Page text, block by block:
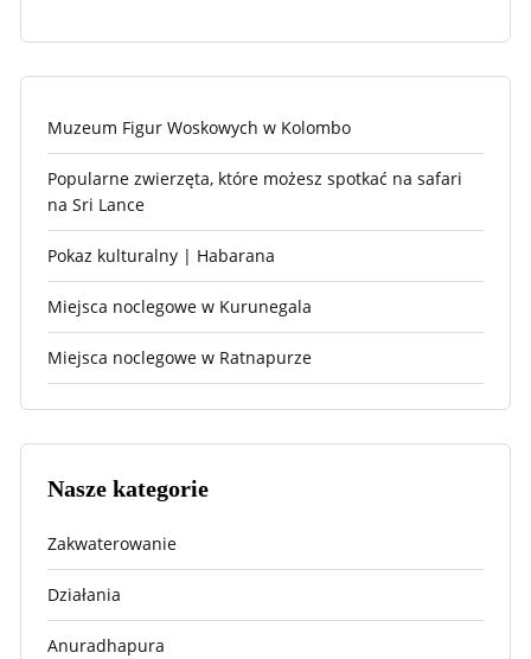
Muzeum Figur Woskowych w Kolombo
Popularne zwierzęta, które możesz spotkać na safari
na Sri Lance
Pokaz kulturalny | Habarana
Miejsca noclegowe w Kurunegala
Miejsca noclegowe w Ratnapurze
Nasze kategorie
Zakwaterowanie
Działania
Anuradhapura